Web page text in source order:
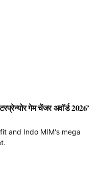
गेम चेंजर अवॉर्ड 2026’